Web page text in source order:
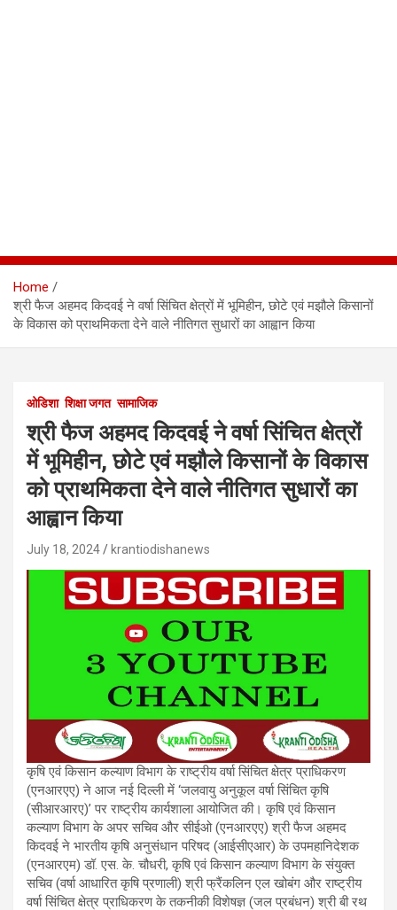
Home
श्री फैज अहमद किदवई ने वर्षा सिंचित क्षेत्रों में भूमिहीन, छोटे एवं मझौले किसानों
के विकास को प्राथमिकता देने वाले नीतिगत सुधारों का आह्वान किया
ओडिशा शिक्षा जगत सामाजिक
श्री फैज अहमद किदवई ने वर्षा सिंचित क्षेत्रों
में भूमिहीन, छोटे एवं मझौले किसानों के विकास
को प्राथमिकता देने वाले नीतिगत सुधारों का
आह्वान किया
July 18, 2024 krantiodishanews
कृषि एवं किसान कल्याण विभाग के राष्ट्रीय वर्षा सिंचित क्षेत्र प्राधिकरण
(एनआरएए) ने आज नई दिल्ली में ‘जलवायु अनुकूल वर्षा सिंचित कृषि
(सीआरआरए)’ पर राष्ट्रीय कार्यशाला आयोजित की। कृषि एवं किसान
कल्याण विभाग के अपर सचिव और सीईओ (एनआरएए) श्री फैज अहमद
किदवई ने भारतीय कृषि अनुसंधान परिषद (आईसीएआर) के उपमहानिदेशक
(एनआरएम) डॉ. एस. के. चौधरी, कृषि एवं किसान कल्याण विभाग के संयुक्त
सचिव (वर्षा आधारित कृषि प्रणाली) श्री फ्रैंकलिन एल खोबंग और राष्ट्रीय
वर्षा सिंचित क्षेत्र प्राधिकरण के तकनीकी विशेषज्ञ (जल प्रबंधन) श्री बी रथ